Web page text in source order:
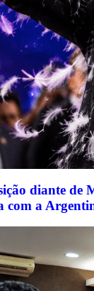
diante de
com a